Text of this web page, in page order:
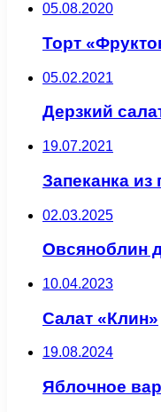
05.08.2020
Торт
05.02.2021
Дерзкий
19.07.2021
Запеканка
02.03.2025
Овсяноблин
10.04.2023
Салат «Клин»
19.08.2024
Яблочное